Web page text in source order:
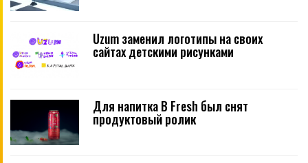
Uzum заменил логотипы на своих
сайтах детскими рисунками
Для напитка B Fresh был снят
продуктовый ролик